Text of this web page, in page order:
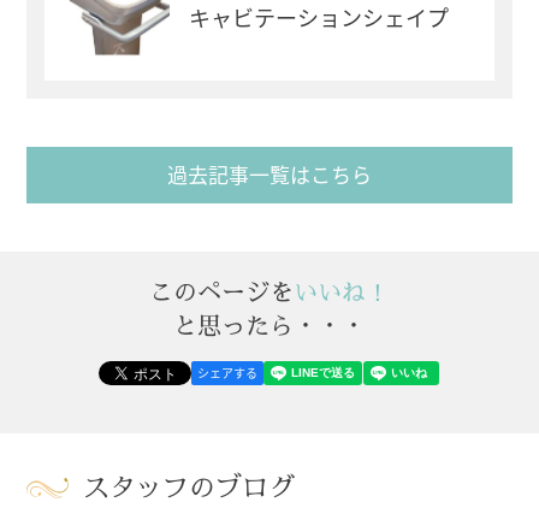
キャビテーションシェイプ
過去記事一覧はこちら
このページをいいね！
と思ったら・・・
シェアする
スタッフのブログ